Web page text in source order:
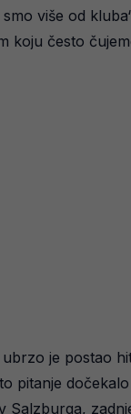
više od
koju često
je postao
pitanje
Salzburga,